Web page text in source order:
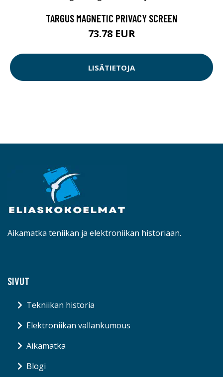
TARGUS MAGNETIC PRIVACY SCREEN
73.78 EUR
LISÄTIETOJA
Aikamatka teniikan ja elektroniikan historiaan.
SIVUT
Tekniikan historia
Elektroniikan vallankumous
Aikamatka
Blogi